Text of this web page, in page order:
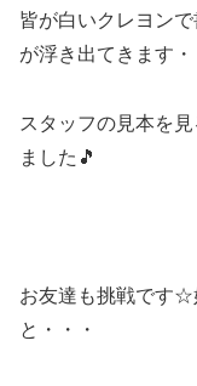
皆が白いクレヨン
が浮き出てきます
スタッフの見本を
ました🎵
お友達も挑戦です☆
と・・・